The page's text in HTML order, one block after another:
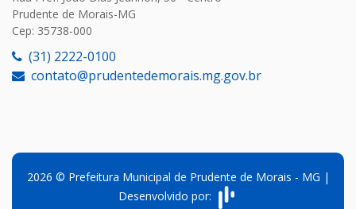
Prudente de Morais-MG
Cep: 35738-000
(31) 2222-0100
contato@prudentedemorais.mg.gov.br
2026 © Prefeitura Municipal de Prudente de Morais - MG |
Desenvolvido por: